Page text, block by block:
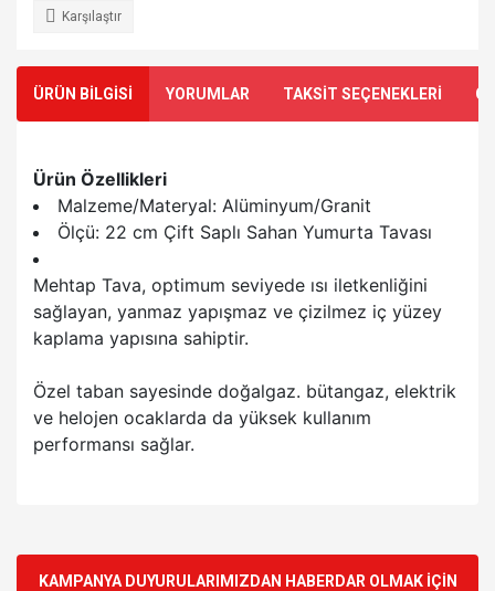
Karşılaştır
ÜRÜN BİLGİSİ YORUMLAR TAKSİT SEÇENEKLERİ
Ürün Özellikleri
Malzeme/Materyal: Alüminyum/Granit
Ölçü: 22 cm Çift Saplı Sahan Yumurta Tavası
Mehtap Tava, optimum seviyede ısı iletkenliğini
sağlayan, yanmaz yapışmaz ve çizilmez iç yüzey
kaplama yapısına sahiptir.
Özel taban sayesinde doğalgaz. bütangaz, elektrik
ve helojen ocaklarda da yüksek kullanım
performansı sağlar.
kullanarak tarafımıza iletebilirsiniz.
Görüş ve önerileriniz için teşekkür ederiz.
KAMPANYA DUYURULARIMIZDAN HABERDAR OLMAK İÇİN